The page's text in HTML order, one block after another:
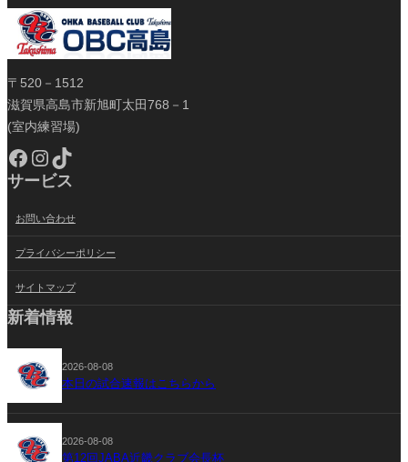
〒520－1512
滋賀県高島市新旭町太田768－1
(室内練習場)
Facebook Instagram TikTok
サービス
お問い合わせ
プライバシーポリシー
サイトマップ
新着情報
2026-08-08
本日の試合速報はこちらから
2026-08-08
第12回JABA近畿クラブ会長杯